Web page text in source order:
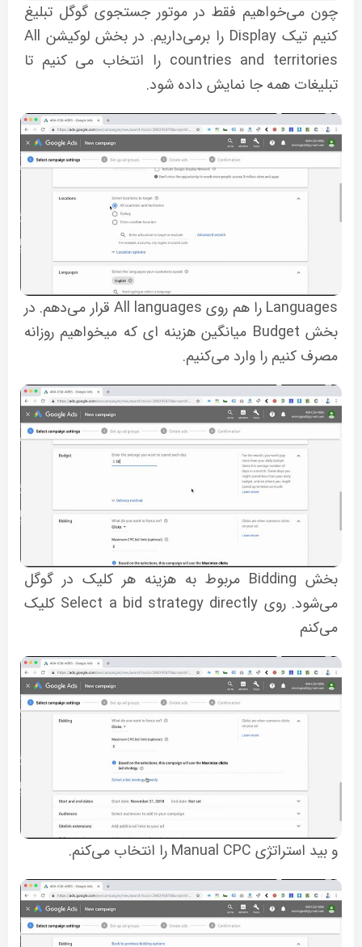
چون می‌خواهیم فقط در موتور جستجوی گوگل تبلیغ
کنیم تیک Display را برمی‌داریم. در بخش لوکیشن All
countries and territories را انتخاب می کنیم تا
تبلیغات همه جا نمایش داده شود.
Languages را هم روی All languages قرار می‌دهم. در
بخش Budget میانگین هزینه ای که میخواهیم روزانه
مصرف کنیم را وارد می‌کنیم.
بخش Bidding مربوط به هزینه هر کلیک در گوگل
می‌شود. روی Select a bid strategy directly کلیک
می‌کنم
و بید استراتژی Manual CPC را انتخاب می‌کنم.